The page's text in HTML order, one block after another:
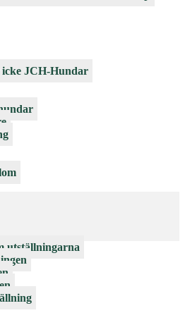
JCH-Hundar
utställningarna